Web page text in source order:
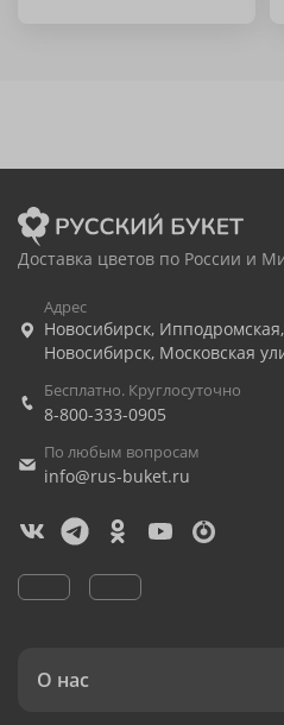
Доставка цветов по России и
Адрес
Новосибирск,
Новосибирск, Московская
Бесплатно. Круглосуточно
8-800-333-0905
По любым вопросам
info@rus-buket.ru
О нас